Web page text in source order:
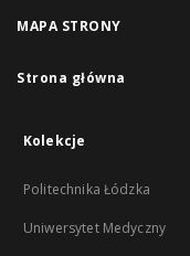
MAPA STRONY
Strona główna
Kolekcje
Politechnika Łódzka
Uniwersytet Medyczny